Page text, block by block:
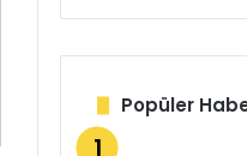
Popüler